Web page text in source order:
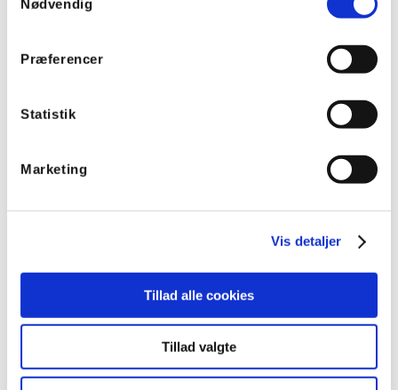
Nødvendig
Præferencer
Statistik
Marketing
Vis detaljer
Tillad alle cookies
Tillad valgte
via et Bluetooth mesh netværk og forudsiger, hvor
Vælg din LED driver